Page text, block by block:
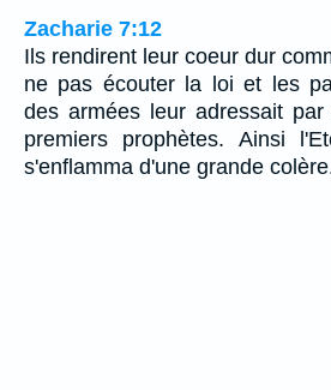
Zacharie 7:12
Ils rendirent leur coeur dur
ne pas écouter la loi et les
des armées leur adressait
premiers prophètes. Ainsi
s'enflamma d'une grande